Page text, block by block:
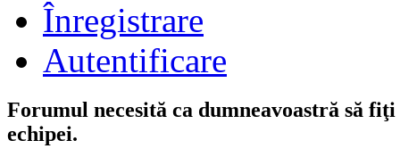
Înregistrare
Autentificare
Forumul necesită ca dumneavoastră să
echipei.